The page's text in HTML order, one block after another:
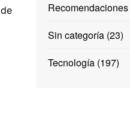
Sin categoría(23)
Tecnología(197)